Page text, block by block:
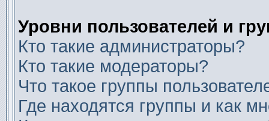
Уровни пользователей и
Кто такие администраторы?
Кто такие модераторы?
Что такое группы
Где находятся группы и как